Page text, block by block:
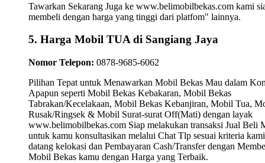
Tawarkan Sekarang Juga ke www.belimobilbekas.com kami
membeli dengan harga yang tinggi dari platfom" lainnya.
5. Harga Mobil TUA di Sangiang Jaya
Nomor Telepon: 0878-9685-6062
Pilihan Tepat untuk Menawarkan Mobil Bekas Mau dalam
Apapun seperti Mobil Bekas Kebakaran, Mobil Bekas
Tabrakan/Kecelakaan, Mobil Bekas Kebanjiran, Mobil Tua,
Rusak/Ringsek & Mobil Surat-surat Off(Mati) dengan layak
www.belimobilbekas.com Siap melakukan transaksi Jual Beli
untuk kamu konsultasikan melalui Chat Tlp sesuai kriteria
datang kelokasi dan Pembayaran Cash/Transfer dengan
Mobil Bekas kamu dengan Harga yang Terbaik.